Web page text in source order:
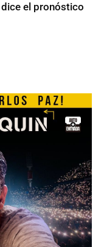
el pronóstico